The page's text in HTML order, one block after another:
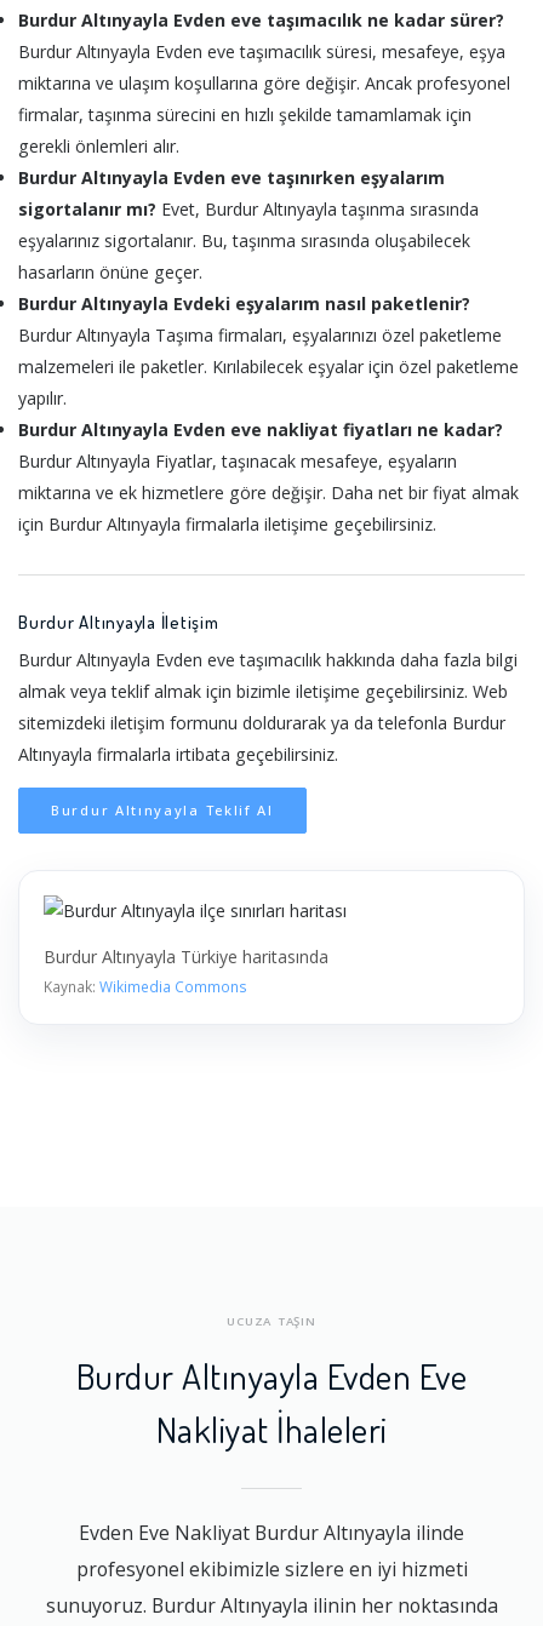
Burdur Altınyayla Evden eve taşımacılık ne kadar sürer?
Burdur Altınyayla Evden eve taşımacılık süresi, mesafeye, eşya
miktarına ve ulaşım koşullarına göre değişir. Ancak profesyonel
firmalar, taşınma sürecini en hızlı şekilde tamamlamak için
gerekli önlemleri alır.
Burdur Altınyayla Evden eve taşınırken eşyalarım
sigortalanır mı? Evet, Burdur Altınyayla taşınma sırasında
eşyalarınız sigortalanır. Bu, taşınma sırasında oluşabilecek
hasarların önüne geçer.
Burdur Altınyayla Evdeki eşyalarım nasıl paketlenir?
Burdur Altınyayla Taşıma firmaları, eşyalarınızı özel paketleme
malzemeleri ile paketler. Kırılabilecek eşyalar için özel paketleme
yapılır.
Burdur Altınyayla Evden eve nakliyat fiyatları ne kadar?
Burdur Altınyayla Fiyatlar, taşınacak mesafeye, eşyaların
miktarına ve ek hizmetlere göre değişir. Daha net bir fiyat almak
için Burdur Altınyayla firmalarla iletişime geçebilirsiniz.
Burdur Altınyayla İletişim
Burdur Altınyayla Evden eve taşımacılık hakkında daha fazla bilgi
almak veya teklif almak için bizimle iletişime geçebilirsiniz. Web
sitemizdeki iletişim formunu doldurarak ya da telefonla Burdur
Altınyayla firmalarla irtibata geçebilirsiniz.
Burdur Altınyayla Teklif Al
Burdur Altınyayla Türkiye haritasında
Kaynak: Wikimedia Commons
UCUZA TAŞIN
Burdur Altınyayla Evden Eve
Nakliyat İhaleleri
Evden Eve Nakliyat Burdur Altınyayla ilinde
profesyonel ekibimizle sizlere en iyi hizmeti
sunuyoruz. Burdur Altınyayla ilinin her noktasında